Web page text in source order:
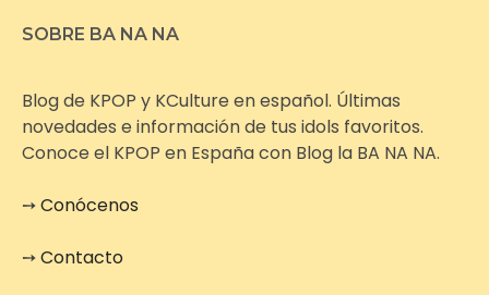
SOBRE BA NA NA
Blog de KPOP y KCulture en español. Últimas
novedades e información de tus idols favoritos.
Conoce el KPOP en España con Blog la BA NA NA.
➙Conócenos
➙Contacto